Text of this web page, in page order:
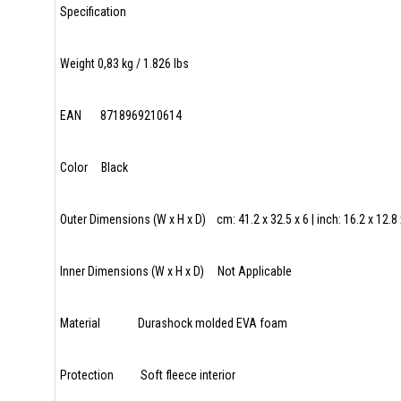
Specification
Weight 0,83 kg / 1.826 lbs
EAN 8718969210614
Color Black
Outer Dimensions (W x H x D) cm: 41.2 x 32.5 x 6 | inch: 16.2 x 12.8
Inner Dimensions (W x H x D) Not Applicable
Material Durashock molded EVA foam
Protection Soft fleece interior